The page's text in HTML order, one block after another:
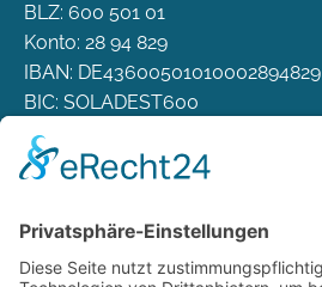
BLZ: 600 501 01
Konto: 28 94 829
IBAN: DE43600501010002894829
BIC: SOLADEST600
Rechtliches
Versand & Lieferung
Widerrufsbelehrung